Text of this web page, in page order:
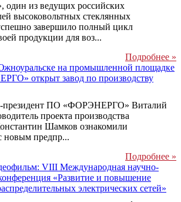
из ведущих российских
высоковольтных стеклянных
завершило полный цикл
продукции для воз...
Подробнее »
на промышленной площадке
открыт завод по производству
президент ПО «ФОРЭНЕРГО» Виталий
проекта производства
Шамков ознакомили
новым предпр...
Подробнее »
VIII Международная научно-
«Развитие и повышение
электрических сетей»